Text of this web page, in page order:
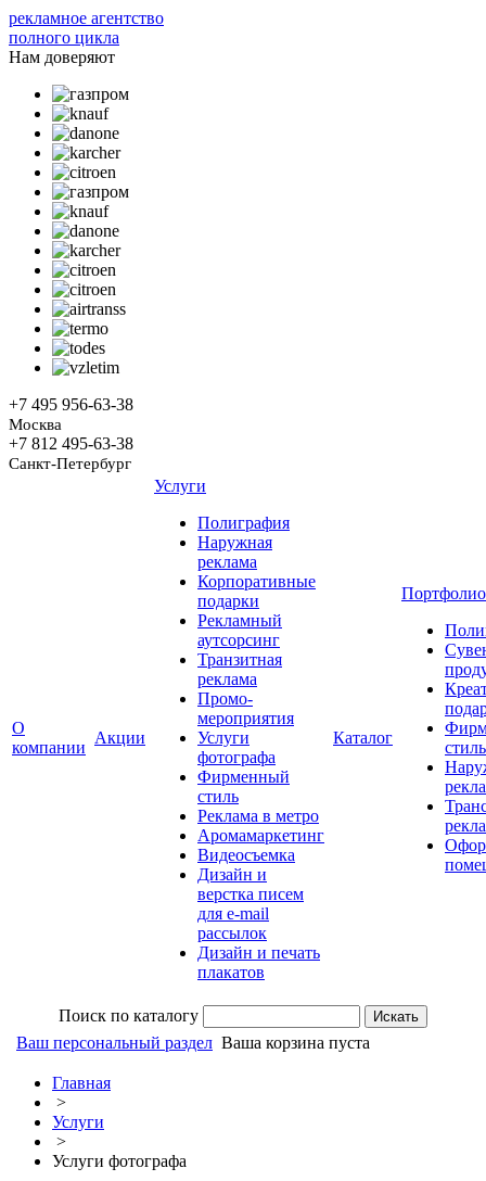
рекламное агентство
полного цикла
Нам доверяют
+7 495 956-63-38
Москва
+7 812 495-63-38
Санкт-Петербург
О
компании
Акции
Услуги
Полиграфия
Наружная
реклама
Корпоративные
подарки
Рекламный
аутсорсинг
Транзитная
реклама
Промо-
мероприятия
Услуги
фотографа
Фирменный
стиль
Реклама в метро
Аромамаркетинг
Видеосъемка
Дизайн и
верстка писем
для e-mail
рассылок
Дизайн и печать
плакатов
Каталог
Портфолио
стиль
Поиск по каталогу
Ваш персональный раздел Ваша корзина пуста
Главная
>
Услуги
>
Услуги фотографа